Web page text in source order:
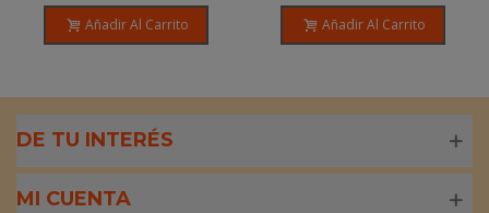
Añadir Al Carrito Añadir Al Carrito
DE TU INTERÉS
MI CUENTA